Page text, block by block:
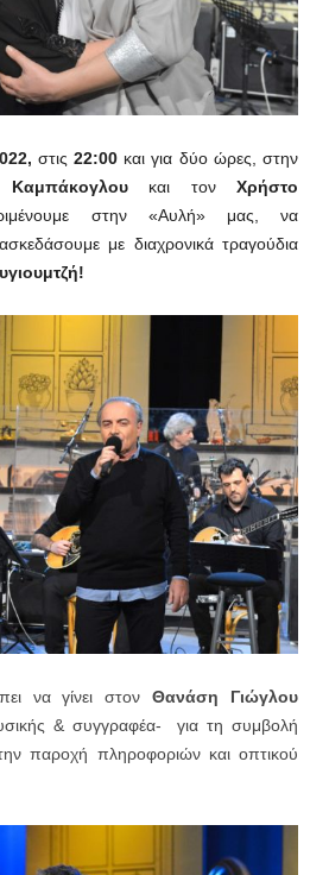
στις22:00 και για δύο ώρες, στην
και τονΧρήστο
στην «Αυλή» μας, να
με διαχρονικά τραγούδια
να γίνει στονΘανάση Γιώγλου
& συγγραφέα- για τη συμβολή
παροχή πληροφοριών και οπτικού